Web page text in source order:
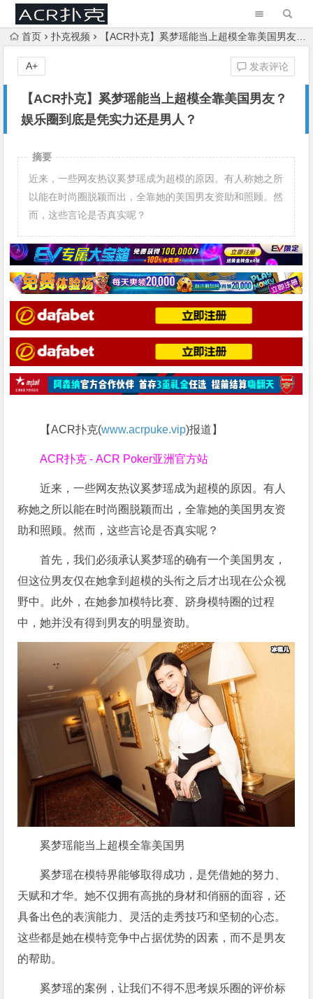
首页 扑克视频 【ACR扑克】奚梦瑶能当上超模全靠美国男友？娱乐圈到底是凭实力还是男人？
【ACR扑克】奚梦瑶能当上超模全靠美国男友？
娱乐圈到底是凭实力还是男人？
发表评论
A+
摘要
近来，一些网友热议奚梦瑶成为超模的原因。有人称她之所
以能在时尚圈脱颖而出，全靠她的美国男友资助和照顾。然
而，这些言论是否真实呢？
【ACR扑克(www.acrpuke.vip)报道】
ACR扑克 - ACR Poker亚洲官方站
近来，一些网友热议奚梦瑶成为超模的原因。有人
称她之所以能在时尚圈脱颖而出，全靠她的美国男友资
助和照顾。然而，这些言论是否真实呢？
首先，我们必须承认奚梦瑶的确有一个美国男友，
但这位男友仅在她拿到超模的头衔之后才出现在公众视
野中。此外，在她参加模特比赛、跻身模特圈的过程
中，她并没有得到男友的明显资助。
奚梦瑶能当上超模全靠美国男
奚梦瑶在模特界能够取得成功，是凭借她的努力、
天赋和才华。她不仅拥有高挑的身材和俏丽的面容，还
具备出色的表演能力、灵活的走秀技巧和坚韧的心态。
这些都是她在模特竞争中占据优势的因素，而不是男友
的帮助。
奚梦瑶的案例，让我们不得不思考娱乐圈的评价标